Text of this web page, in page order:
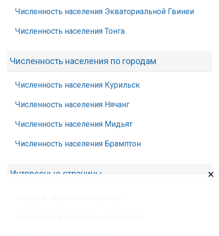
Численность населения Экваториальной Гвинеи
Численность населения Тонга
Численность населения по городам
Численность населения Курильск
Численность населения Нячанг
Численность населения Мидьят
Численность населения Брамптон
Интересные страницы ×